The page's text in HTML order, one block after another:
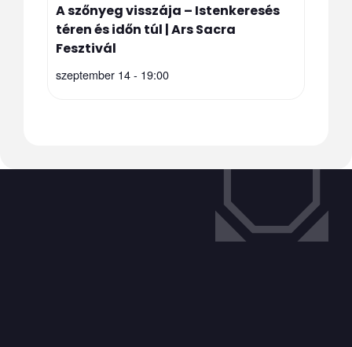
A szőnyeg visszája – Istenkeresés
téren és időn túl | Ars Sacra
Fesztivál
szeptember 14 - 19:00